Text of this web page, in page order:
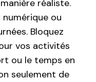
réaliste.
numérique ou
Bloquez
vos activités
ou le temps en
seulement de